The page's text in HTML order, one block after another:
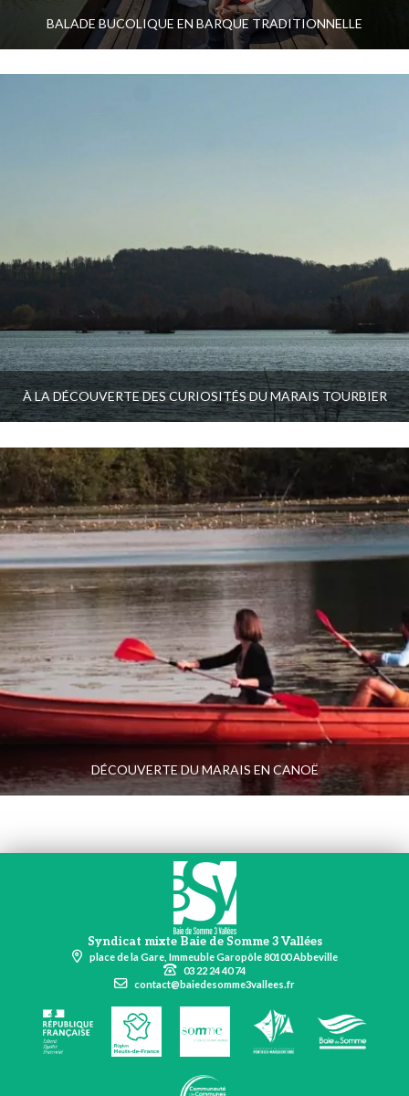
BALADE BUCOLIQUE EN BARQUE TRADITIONNELLE
À LA DÉCOUVERTE DES CURIOSITÉS DU MARAIS TOURBIER
DÉCOUVERTE DU MARAIS EN CANOË
Syndicat mixte Baie de Somme 3 Vallées
place de la Gare, Immeuble Garopôle 80100 Abbeville
03 22 24 40 74
contact@baiedesomme3vallees.fr